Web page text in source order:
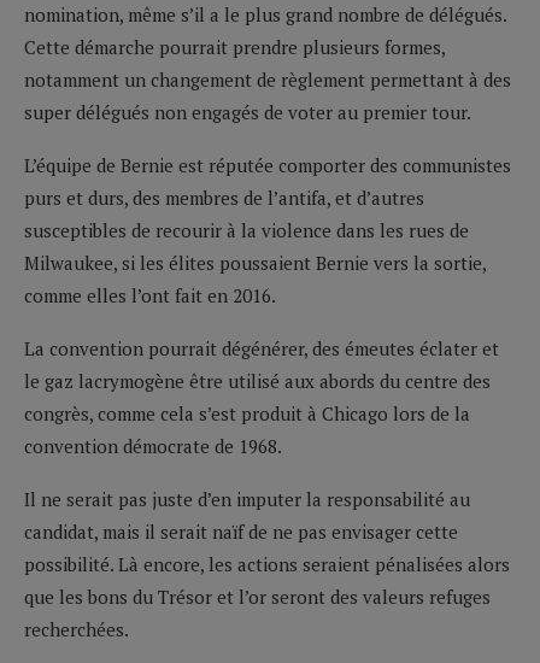
nomination, même s’il a le plus grand nombre de délégués.
Cette démarche pourrait prendre plusieurs formes,
notamment un changement de règlement permettant à des
super délégués non engagés de voter au premier tour.
L’équipe de Bernie est réputée comporter des communistes
purs et durs, des membres de l’antifa, et d’autres
susceptibles de recourir à la violence dans les rues de
Milwaukee, si les élites poussaient Bernie vers la sortie,
comme elles l’ont fait en 2016.
La convention pourrait dégénérer, des émeutes éclater et
le gaz lacrymogène être utilisé aux abords du centre des
congrès, comme cela s’est produit à Chicago lors de la
convention démocrate de 1968.
Il ne serait pas juste d’en imputer la responsabilité au
candidat, mais il serait naïf de ne pas envisager cette
possibilité. Là encore, les actions seraient pénalisées alors
que les bons du Trésor et l’or seront des valeurs refuges
recherchées.